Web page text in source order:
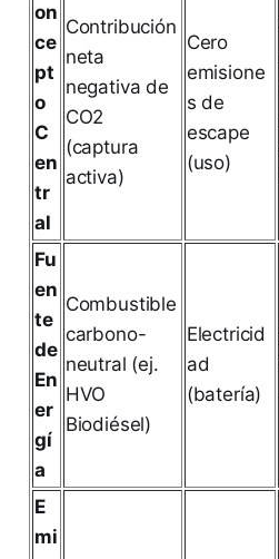
on
ce
pt
o
C
en
tr
al
Contribución
neta
negativa de
CO2
(captura
activa)
Cero
emisione
s de
escape
(uso)
Fu
en
te
de
En
er
gí
a
Combustible
carbono-
neutral (ej.
HVO
Biodiésel)
Electricid
ad
(batería)
E
mi